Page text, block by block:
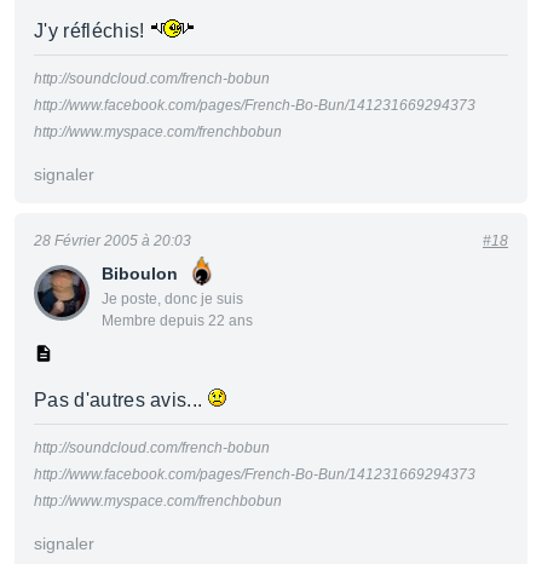
J'y réfléchis!
http://soundcloud.com/french-bobun
http://www.facebook.com/pages/French-Bo-Bun/141231669294373
http://www.myspace.com/frenchbobun
signaler
Biboulon
Je poste, donc je suis
Membre depuis 22 ans
28 Février 2005 à 20:03 #18
Pas d'autres avis...
http://soundcloud.com/french-bobun
http://www.facebook.com/pages/French-Bo-Bun/141231669294373
http://www.myspace.com/frenchbobun
signaler